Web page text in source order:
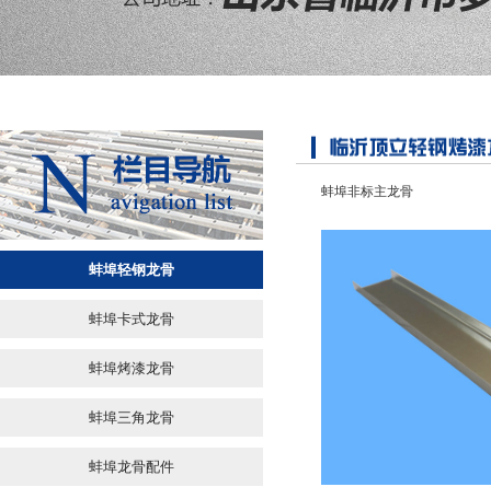
蚌埠非标主龙骨
蚌埠轻钢龙骨
蚌埠卡式龙骨
蚌埠烤漆龙骨
蚌埠三角龙骨
蚌埠龙骨配件